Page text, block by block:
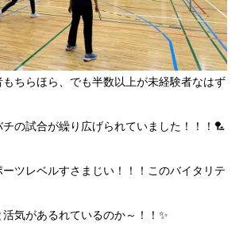
ちらほら、でも半数以上が未経験者なはず
の試合が繰り広げられていました！！！🏸
ツレベルすさまじい！！！このバイタリテ
気があるれているのか～！！✨